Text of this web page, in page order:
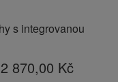
s integrovanou
2 870,00 Kč